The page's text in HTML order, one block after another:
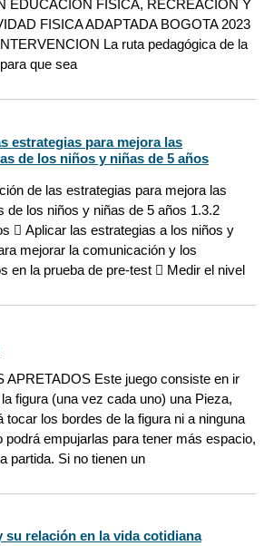
EDUCACION FISICA, RECREACION Y
FISICA ADAPTADA BOGOTA 2023
La ruta pedagógica de la
que sea
estrategias para mejora las
de los niños y niñas de 5 años
de las estrategias para mejora las
de los niños y niñas de 5 años 1.3.2
 Aplicar las estrategias a los niños y
mejorar la comunicación y los
en la prueba de pre-test  Medir el nivel
APRETADOS Este juego consiste en ir
figura (una vez cada uno) una Pieza,
tocar los bordes de la figura ni a ninguna
podrá empujarlas para tener más espacio,
partida. Si no tienen un
relación en la vida cotidiana